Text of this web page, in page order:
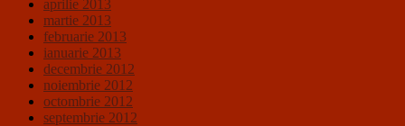
aprilie 2013
martie 2013
februarie 2013
ianuarie 2013
decembrie 2012
noiembrie 2012
octombrie 2012
septembrie 2012